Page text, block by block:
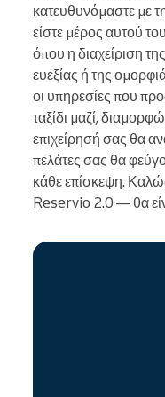
κατευθυνόμαστε με
είστε μέρος αυτού
όπου η διαχείριση
ευεξίας ή της
οι υπηρεσίες που
ταξίδι μαζί,
επιχείρησή σας θα
πελάτες σας θα
κάθε επίσκεψη.
Reservio 2.0 — θα